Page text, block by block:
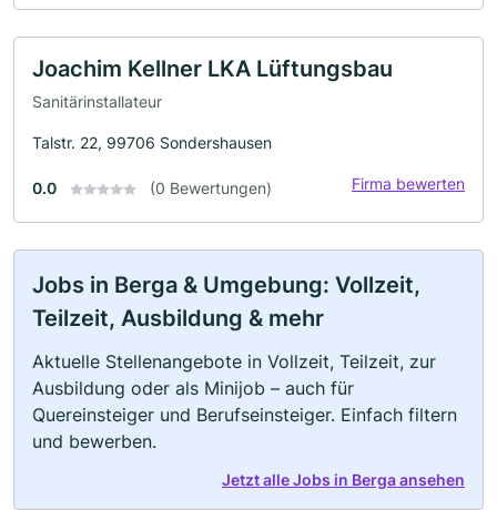
Joachim Kellner LKA Lüftungsbau
Sanitärinstallateur
Talstr. 22, 99706 Sondershausen
0.0 (0 Bewertungen) Firma bewerten
Jobs in Berga & Umgebung: Vollzeit,
Teilzeit, Ausbildung & mehr
Aktuelle Stellenangebote in Vollzeit, Teilzeit, zur
Ausbildung oder als Minijob – auch für
Quereinsteiger und Berufseinsteiger. Einfach filtern
und bewerben.
Jetzt alle Jobs in Berga ansehen